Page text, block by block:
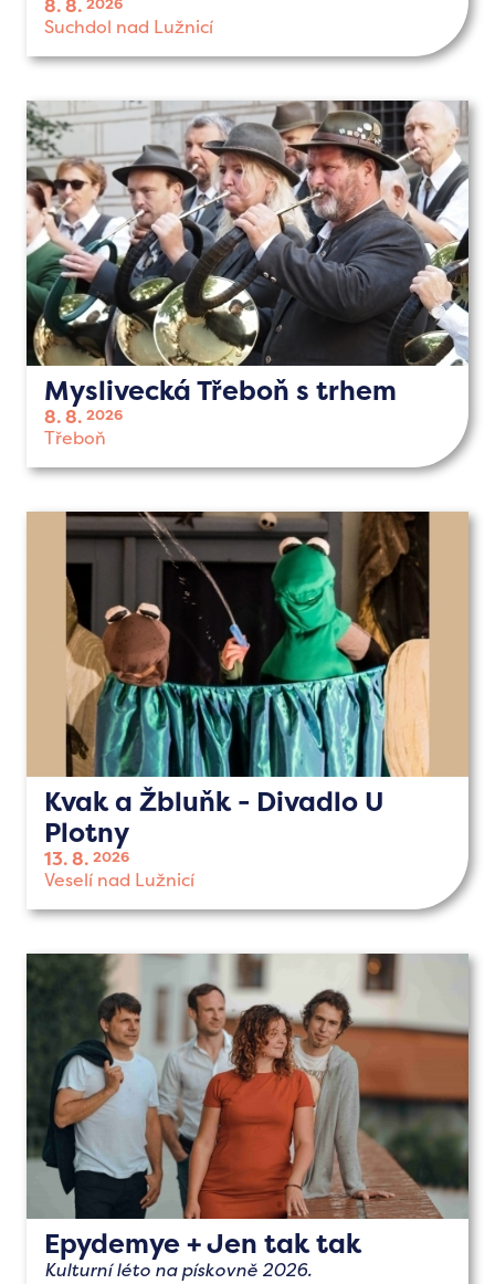
8. 8. 2026
Suchdol nad Lužnicí
Myslivecká Třeboň s trhem
8. 8. 2026
Třeboň
Kvak a Žbluňk - Divadlo U
Plotny
13. 8. 2026
Veselí nad Lužnicí
Epydemye + Jen tak tak
Kulturní léto na pískovně 2026.